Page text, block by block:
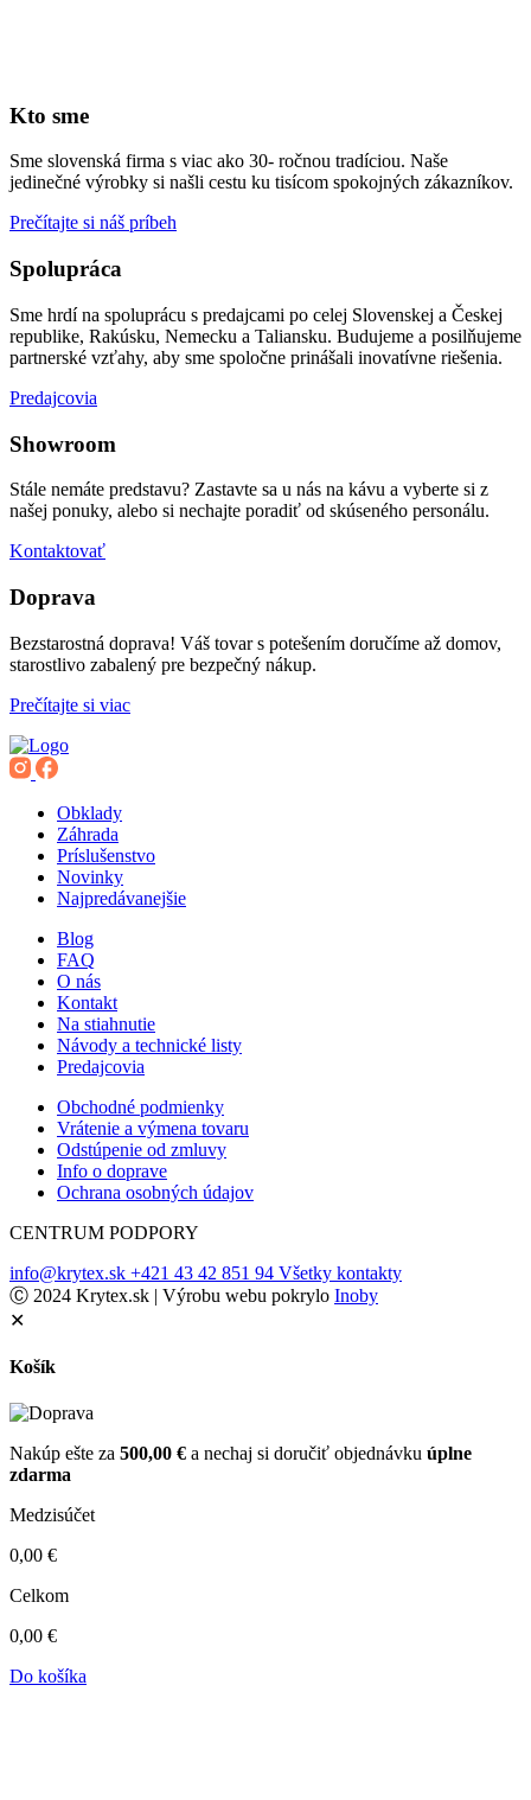
Kto sme
Sme slovenská firma s viac ako 30- ročnou tradíciou. Naše
jedinečné výrobky si našli cestu ku tisícom spokojných zákazníkov.
Prečítajte si náš príbeh
Spolupráca
Sme hrdí na spoluprácu s predajcami po celej Slovenskej a Českej
republike, Rakúsku, Nemecku a Taliansku. Budujeme a posilňujeme
partnerské vzťahy, aby sme spoločne prinášali inovatívne riešenia.
Predajcovia
Showroom
Stále nemáte predstavu? Zastavte sa u nás na kávu a vyberte si z
našej ponuky, alebo si nechajte poradiť od skúseného personálu.
Kontaktovať
Doprava
Bezstarostná doprava! Váš tovar s potešením doručíme až domov,
starostlivo zabalený pre bezpečný nákup.
Prečítajte si viac
Obklady
Záhrada
Príslušenstvo
Novinky
Najpredávanejšie
Blog
FAQ
O nás
Kontakt
Na stiahnutie
Návody a technické listy
Predajcovia
Obchodné podmienky
Vrátenie a výmena tovaru
Odstúpenie od zmluvy
Info o doprave
Ochrana osobných údajov
CENTRUM PODPORY
info@krytex.sk +421 43 42 851 94 Všetky kontakty
Ⓒ 2024 Krytex.sk | Výrobu webu pokrylo Inoby
✕
Košík
Nakúp ešte za 500,00 € a nechaj si doručiť objednávku úplne
zdarma
Medzisúčet
0,00 €
Celkom
0,00 €
Do košíka